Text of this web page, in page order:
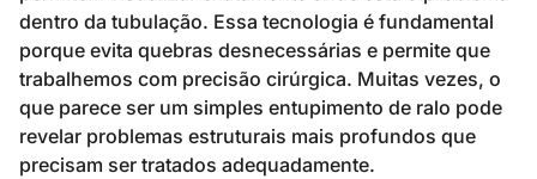
dentro da tubulação. Essa tecnologia é fundamental
porque evita quebras desnecessárias e permite que
trabalhemos com precisão cirúrgica. Muitas vezes, o
que parece ser um simples entupimento de ralo pode
revelar problemas estruturais mais profundos que
precisam ser tratados adequadamente.